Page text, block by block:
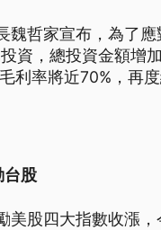
魏哲家宣布，為了
資，總投資金額增
利率將近70%，再
台股
美股四大指數收漲，